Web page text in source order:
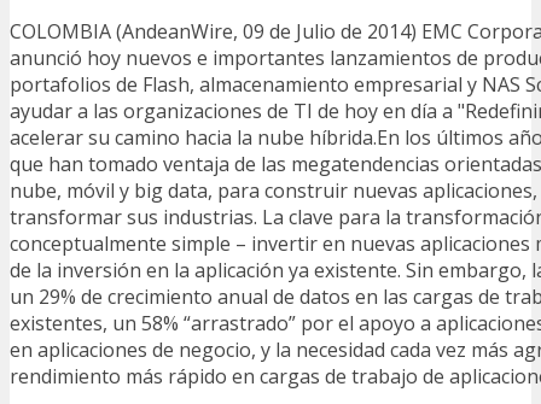
COLOMBIA (AndeanWire, 09 de Julio de 2014) EMC
anunció hoy nuevos e importantes lanzamientos de
portafolios de Flash, almacenamiento empresarial y NAS
ayudar a las organizaciones de TI de hoy en día a
acelerar su camino hacia la nube híbrida.En los últimos
que han tomado ventaja de las megatendencias
nube, móvil y big data, para construir nuevas
transformar sus industrias. La clave para la
conceptualmente simple – invertir en nuevas aplicaciones
de la inversión en la aplicación ya existente. Sin embargo,
un 29% de crecimiento anual de datos en las cargas de
existentes, un 58% “arrastrado” por el apoyo a
en aplicaciones de negocio, y la necesidad cada vez más
rendimiento más rápido en cargas de trabajo de